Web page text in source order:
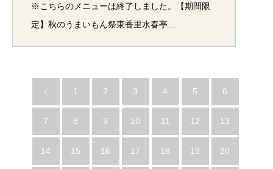
※こちらのメニューは終了しました。【期間限
定】秋のうまいもん祭東香里水春亭…
1 2 3 4 5 6
7 8 9 10 11 12 13
14 15 16 17 18 19 20